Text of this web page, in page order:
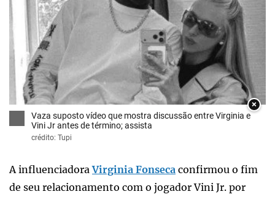
×
Vaza suposto vídeo que mostra discussão entre Virginia e
Vini Jr antes de término; assista
crédito: Tupi
A influenciadoraVirginia Fonseca confirmou o fim
de seu relacionamento com o jogador Vini Jr. por